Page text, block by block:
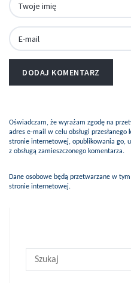
Oświadczam, że wyrażam zgodę na
adres e-mail w celu obsługi przesłanego
stronie internetowej, opublikowania go,
z obsługą zamieszczonego komentarza.
Dane osobowe będą przetwarzane w
stronie internetowej.